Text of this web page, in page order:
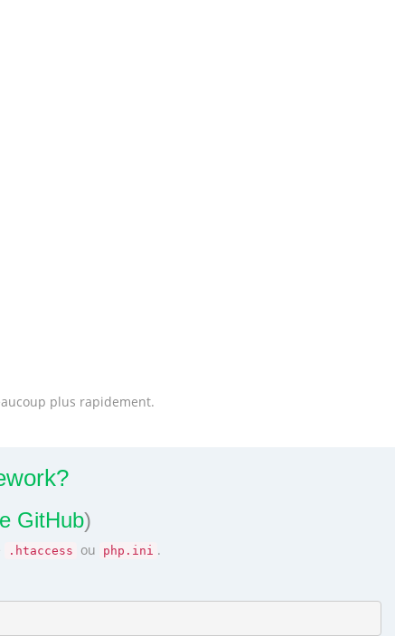
plus rapidement.
GitHub)
.htaccess ou php.ini .